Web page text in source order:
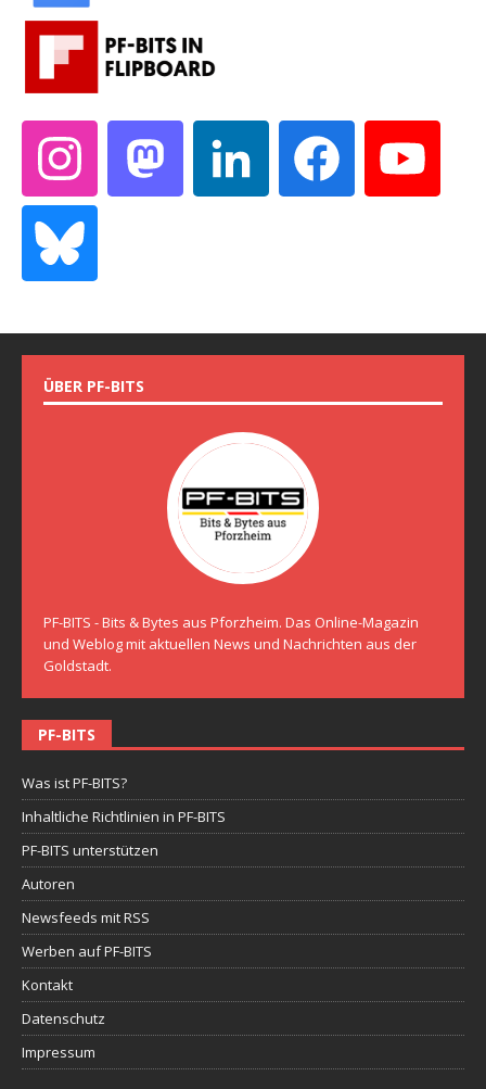
ÜBER PF-BITS
PF-BITS - Bits & Bytes aus Pforzheim. Das Online-Magazin
und Weblog mit aktuellen News und Nachrichten aus der
Goldstadt.
PF-BITS
Was ist PF-BITS?
Inhaltliche Richtlinien in PF-BITS
PF-BITS unterstützen
Autoren
Newsfeeds mit RSS
Werben auf PF-BITS
Kontakt
Datenschutz
Impressum